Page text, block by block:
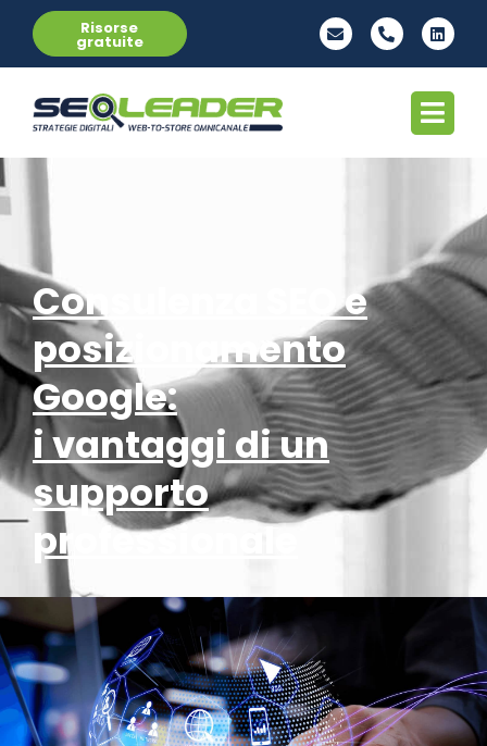
Risorse
gratuite
Consulenza SEO e
posizionamento
Google:
i vantaggi di un
supporto
professionale